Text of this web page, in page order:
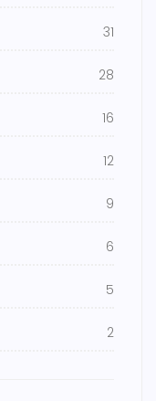
31
28
16
12
9
6
5
2